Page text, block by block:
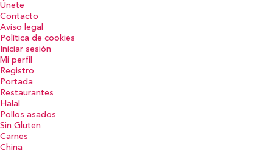
Únete
Contacto
Aviso legal
Política de cookies
Iniciar sesión
Mi perfil
Registro
Portada
Restaurantes
Halal
Pollos asados
Sin Gluten
Carnes
China